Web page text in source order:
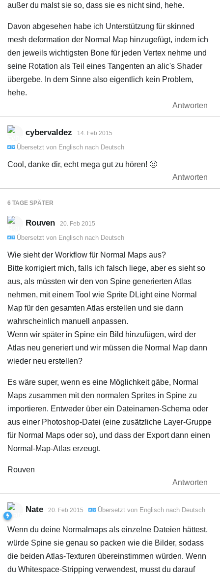
außer du malst sie so, dass sie es nicht sind, hehe.
Davon abgesehen habe ich Unterstützung für skinned
mesh deformation der Normal Map hinzugefügt, indem ich
den jeweils wichtigsten Bone für jeden Vertex nehme und
seine Rotation als Teil eines Tangenten an alic's Shader
übergebe. In dem Sinne also eigentlich kein Problem,
hehe.
Antworten
cybervaldez 14. Feb 2015
Übersetzt von Englisch nach Deutsch
Cool, danke dir, echt mega gut zu hören! 🙂
Antworten
6 TAGE SPÄTER
Rouven 20. Feb 2015
Übersetzt von Englisch nach Deutsch
Wie sieht der Workflow für Normal Maps aus?
Bitte korrigiert mich, falls ich falsch liege, aber es sieht so
aus, als müssten wir den von Spine generierten Atlas
nehmen, mit einem Tool wie Sprite DLight eine Normal
Map für den gesamten Atlas erstellen und sie dann
wahrscheinlich manuell anpassen.
Wenn wir später in Spine ein Bild hinzufügen, wird der
Atlas neu generiert und wir müssen die Normal Map dann
wieder neu erstellen?
Es wäre super, wenn es eine Möglichkeit gäbe, Normal
Maps zusammen mit den normalen Sprites in Spine zu
importieren. Entweder über ein Dateinamen-Schema oder
aus einer Photoshop-Datei (eine zusätzliche Layer-Gruppe
für Normal Maps oder so), und dass der Export dann einen
Normal-Map-Atlas erzeugt.
Rouven
Antworten
Nate 20. Feb 2015 Übersetzt von Englisch nach Deutsch
Wenn du deine Normalmaps als einzelne Dateien hättest,
würde Spine sie genau so packen wie die Bilder, sodass
die beiden Atlas-Texturen übereinstimmen würden. Wenn
du Whitespace-Stripping verwendest, musst du darauf